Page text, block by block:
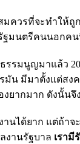
ควรที่จะทำให้ถู
ฐมนตรีคนนอกค
รรมนูญมาแล้ว
มัน มีมาตั้งแต่ส
ากมาก ดังนั้นจึ
านได้ยาก แต่ถ้า
งานรัฐบาล เรามี